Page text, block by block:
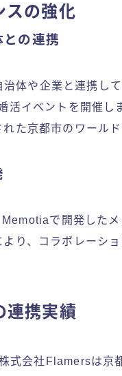
スの強化
の連携
体や企業と連携し
活イベントを開催
た京都市のワールド
で開発した
より、コラボレーシ
連携実績
式会社Flamersは京